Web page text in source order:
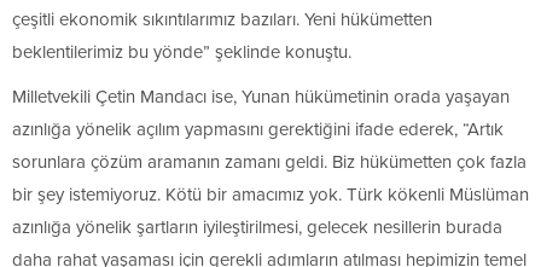
çeşitli ekonomik sıkıntılarımız bazıları. Yeni hükümetten
beklentilerimiz bu yönde” şeklinde konuştu.
Milletvekili Çetin Mandacı ise, Yunan hükümetinin orada yaşayan
azınlığa yönelik açılım yapmasını gerektiğini ifade ederek, “Artık
sorunlara çözüm aramanın zamanı geldi. Biz hükümetten çok fazla
bir şey istemiyoruz. Kötü bir amacımız yok. Türk kökenli Müslüman
azınlığa yönelik şartların iyileştirilmesi, gelecek nesillerin burada
daha rahat yaşaması için gerekli adımların atılması hepimizin temel